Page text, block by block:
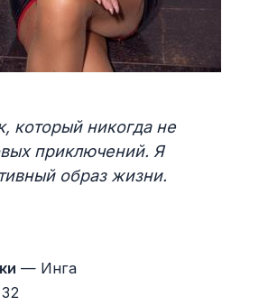
который никогда не
приключений. Я
образ жизни.
— Инга